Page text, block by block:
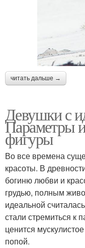
читать дальше →
Девушки с
Параметры
фигуры
Во все времена
красоты. В
богиню любви и
грудью, полным
идеальной
стали стремиться к
ценится
попой.